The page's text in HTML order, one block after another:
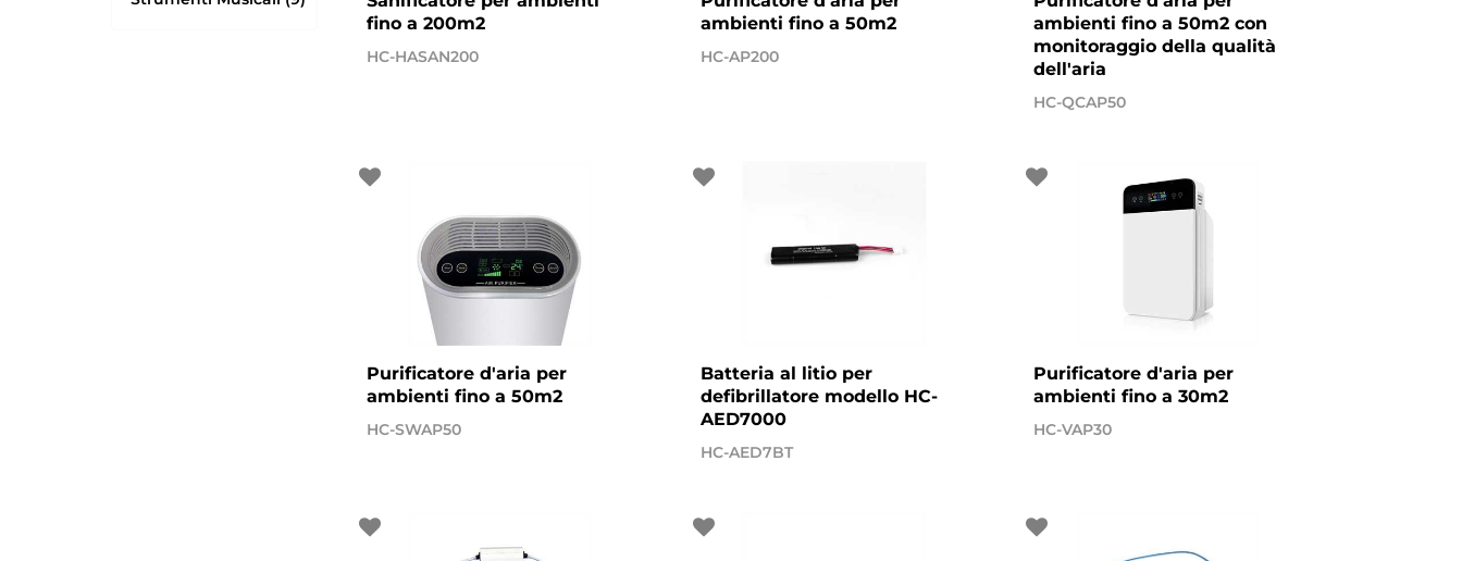
fino a 200m2
HC-HASAN200
ambienti fino a 50m2
HC-AP200
ambienti fino a 50m2 con
monitoraggio della qualità
dell'aria
HC-QCAP50
Purificatore d'aria per
ambienti fino a 50m2
HC-SWAP50
Batteria al litio per
defibrillatore modello HC-
AED7000
HC-AED7BT
Purificatore d'aria per
ambienti fino a 30m2
HC-VAP30